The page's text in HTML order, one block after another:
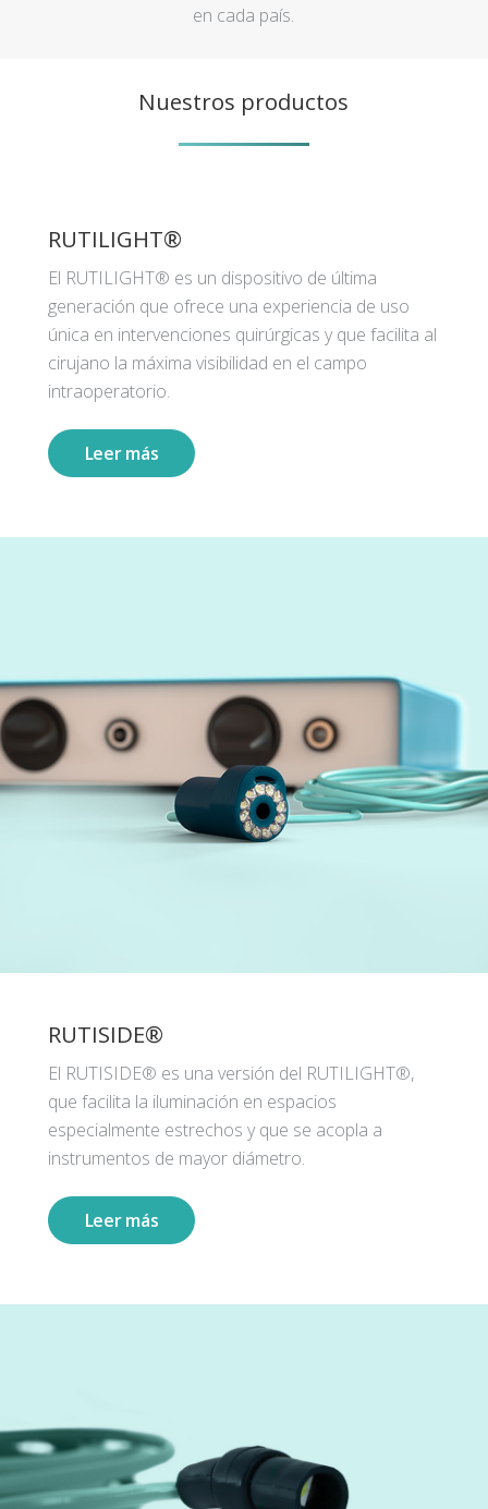
en cada país.
Nuestros productos
RUTILIGHT®
El RUTILIGHT® es un dispositivo de última
generación que ofrece una experiencia de uso
única en intervenciones quirúrgicas y que facilita al
cirujano la máxima visibilidad en el campo
intraoperatorio.
Leer más
RUTISIDE®
El RUTISIDE® es una versión del RUTILIGHT®,
que facilita la iluminación en espacios
especialmente estrechos y que se acopla a
instrumentos de mayor diámetro.
Leer más